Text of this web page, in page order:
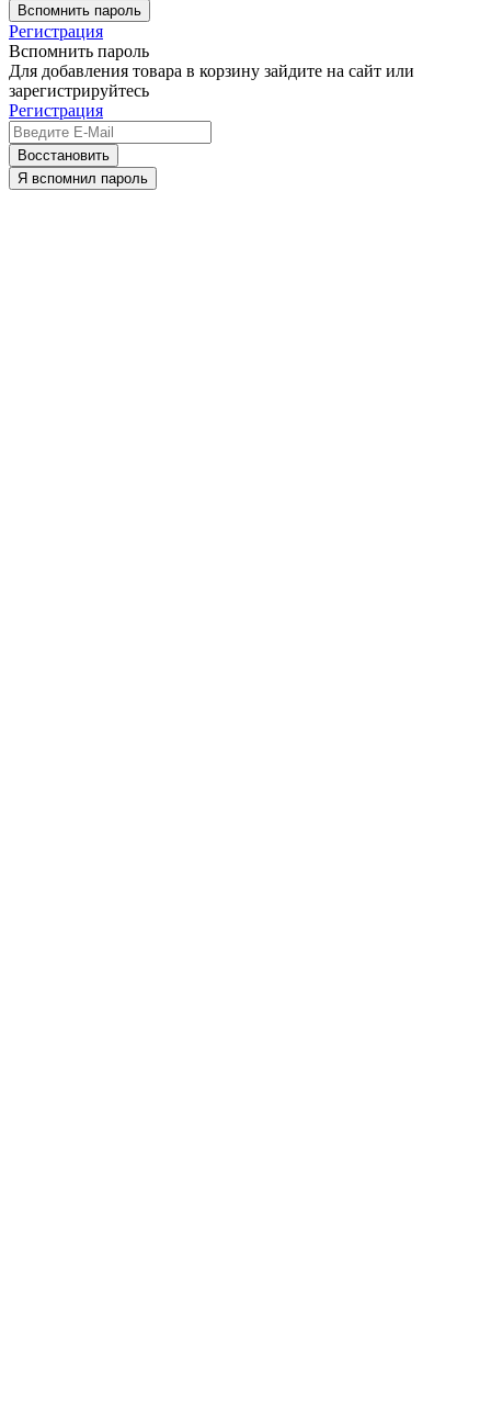
Вспомнить пароль
Регистрация
Вспомнить пароль
Для добавления товара в корзину зайдите на сайт или
зарегистрируйтесь
Регистрация
Восстановить
Я вспомнил пароль